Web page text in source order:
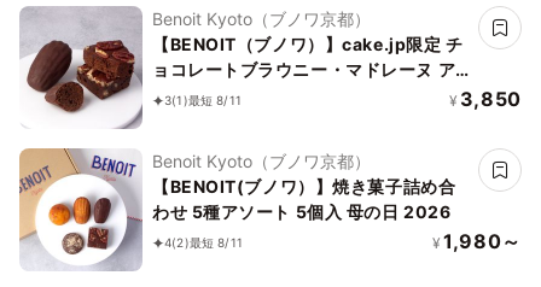
Benoit Kyoto（ブノワ京都）
【BENOIT（ブノワ）】cake.jp限定 チ
ョコレートブラウニー・マドレーヌ ア
ソート 10個入
3(1)最短 8/11 ¥ 3,850
Benoit Kyoto（ブノワ京都）
【BENOIT(ブノワ）】焼き菓子詰め合
わせ 5種アソート 5個入 母の日 2026
4(2)最短 8/11 ¥ 1,980～